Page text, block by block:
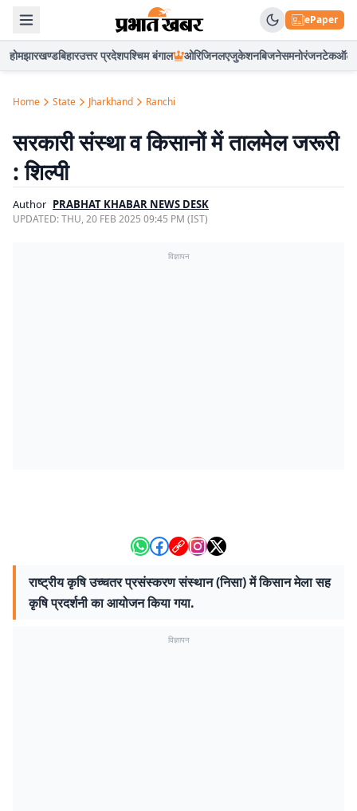
ePaper
होमझारखण्डबिहारउत्तर प्रदेशपश्चिम बंगाल ओरिजिनलएजुकेशनबिजनेसमनोरंजनटेकऑटो
Home State Jharkhand Ranchi
सरकारी संस्था व किसानों में तालमेल जरूरी
: शिल्पी
Author PRABHAT KHABAR NEWS DESK
UPDATED:THU, 20 FEB 2025 09:45 PM (IST)
विज्ञापन
राष्ट्रीय कृषि उच्चतर प्रसंस्करण संस्थान (निसा) में किसान मेला सह
कृषि प्रदर्शनी का आयोजन किया गया.
विज्ञापन